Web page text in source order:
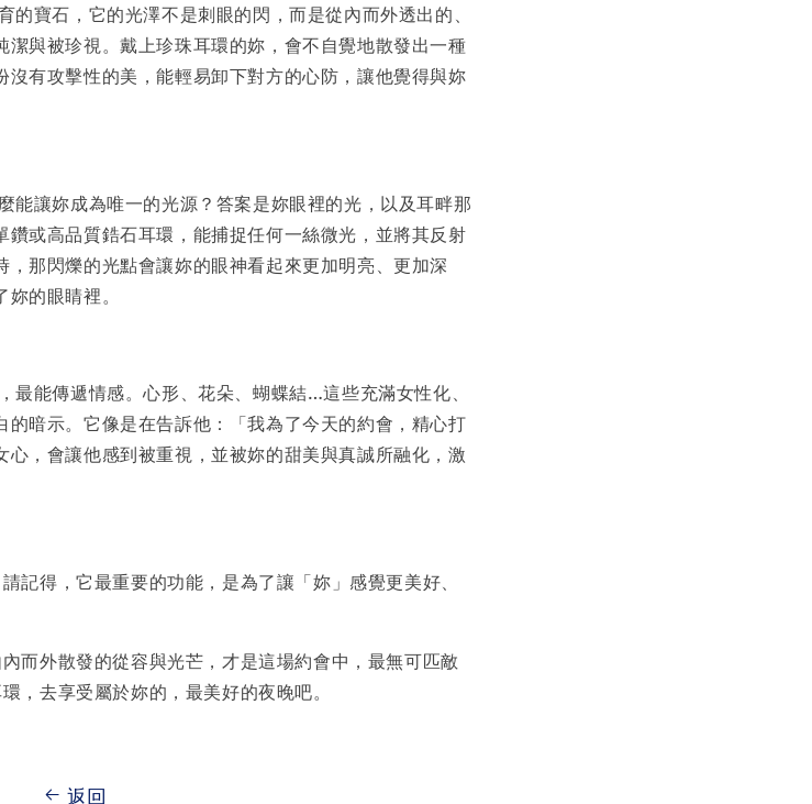
的寶石，它的光澤不是刺眼的閃，而是從內而外透出的、
與被珍視。戴上珍珠耳環的妳，會不自覺地散發出一種
有攻擊性的美，能輕易卸下對方的心防，讓他覺得與妳
能讓妳成為唯一的光源？答案是妳眼裡的光，以及耳畔那
或高品質鋯石耳環，能捕捉任何一絲微光，並將其反射
那閃爍的光點會讓妳的眼神看起來更加明亮、更加深
妳的眼睛裡。
最能傳遞情感。心形、花朵、蝴蝶結…這些充滿女性化、
暗示。它像是在告訴他：「我為了今天的約會，精心打
，會讓他感到被重視，並被妳的甜美與真誠所融化，激
記得，它最重要的功能，是為了讓「妳」感覺更美好、
而外散發的從容與光芒，才是這場約會中，最無可匹敵
，去享受屬於妳的，最美好的夜晚吧。
返回